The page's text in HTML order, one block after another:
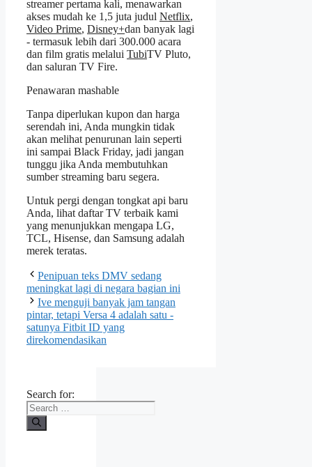
streamer pertama kali, menawarkan
akses mudah ke 1,5 juta judul Netflix,
Video Prime, Disney+dan banyak lagi
- termasuk lebih dari 300.000 acara
dan film gratis melalui TubiTV Pluto,
dan saluran TV Fire.
Penawaran mashable
Tanpa diperlukan kupon dan harga
serendah ini, Anda mungkin tidak
akan melihat penurunan lain seperti
ini sampai Black Friday, jadi jangan
tunggu jika Anda membutuhkan
sumber streaming baru segera.
Untuk pergi dengan tongkat api baru
Anda, lihat daftar TV terbaik kami
yang menunjukkan mengapa LG,
TCL, Hisense, dan Samsung adalah
merek teratas.
Penipuan teks DMV sedang
meningkat lagi di negara bagian ini
Ive menguji banyak jam tangan
pintar, tetapi Versa 4 adalah satu -
satunya Fitbit ID yang
direkomendasikan
Search for: